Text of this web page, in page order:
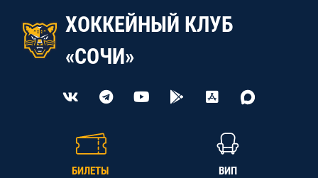
ХОККЕЙНЫЙ КЛУБ
«СОЧИ»
БИЛЕТЫ ВИП